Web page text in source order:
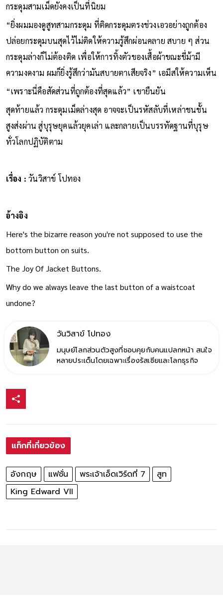
กระดุมสามเม็ดยังคงเป็นที่นิยม
“ยิ่งผมมองดูสูทสามกระดุม ที่ติดกระดุมตรงช่วงเอวอย่างถูกต้อง
ปล่อยกระดุมบนสุดไว้ไม่ติดให้ความรู้สึกผ่อนคลาย สบาย ๆ ส่วน
กระดุมล่างก็ไม่ต้องติด เพื่อให้การทิ้งตัวของเสื้อผ้าขณะขี่ม้ามี
ความงดงาม ผมก็ยิ่งรู้สึกว่ามันสบายตาเสียจริง” เอมีสให้ความเห็น
“เพราะนี่คือสัดส่วนที่ถูกต้องที่สุดแล้ว” เขายืนยัน
สุดท้ายแล้ว กระดุมเม็ดล่างสุด อาจจะเป็นรหัสลับที่เหล่าชนชั้น
สูงส่งผ่าน สู่บุรุษยุคแล้วยุคเล่า และกลายเป็นบรรทัดฐานที่บุรุษ
ทั่วโลกปฏิบัติตาม
เรื่อง :วันวิสาข์ โปทอง
อ้างอิง
Here's the bizarre reason you're not supposed to use the
bottom button on suits.
The Joy Of Jacket Buttons. ​
Why do we always leave the last button of a waistcoat
undone?
วันวิสาข์ โปทอง
มนุษย์โลกส่วนตัวสูงที่ชอบคุยกับคนแปลกหน้า สนใจ
หลายประเด็นโดยเฉพาะเรื่องรัสเซียและโลกธุรกิจ
แท็กที่เกี่ยวข้อง
อังกฤษ แฟชั่น พระเจ้าเอ็ดเวิร์ดที่ 7
สูท
King Edward VII